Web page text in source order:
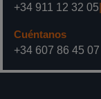
+34 911 12 32 05
Cuéntanos
+34 607 86 45 07